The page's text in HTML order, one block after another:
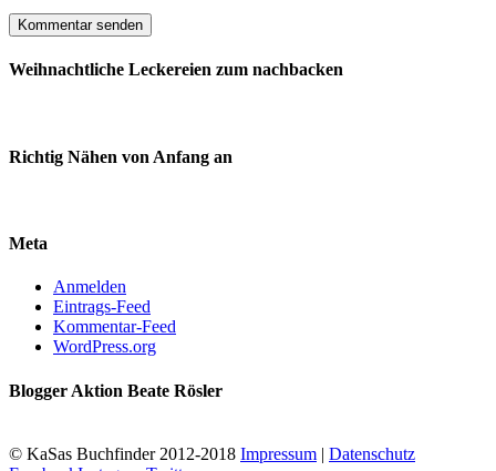
Weihnachtliche Leckereien zum nachbacken
Richtig Nähen von Anfang an
Meta
Anmelden
Eintrags-Feed
Kommentar-Feed
WordPress.org
Blogger Aktion Beate Rösler
© KaSas Buchfinder 2012-2018 Impressum | Datenschutz